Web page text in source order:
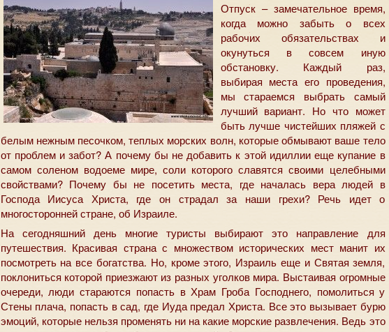
Отпуск – замечательное время,
когда можно забыть о всех
рабочих обязательствах и
окунуться в совсем иную
обстановку. Каждый раз,
выбирая места его проведения,
мы стараемся выбрать самый
лучший вариант. Но что может
быть лучше чистейших пляжей с
белым нежным песочком, теплых морских волн, которые обмывают ваше тело
от проблем и забот? А почему бы не добавить к этой идиллии еще купание в
самом соленом водоеме мире, соли которого славятся своими целебными
свойствами? Почему бы не посетить места, где началась вера людей в
Господа Иисуса Христа, где он страдал за наши грехи? Речь идет о
многосторонней стране, об Израиле.
На сегодняшний день многие туристы выбирают это направление для
путешествия. Красивая страна с множеством исторических мест манит их
посмотреть на все богатства. Но, кроме этого, Израиль еще и Святая земля,
поклониться которой приезжают из разных уголков мира. Выстаивая огромные
очереди, люди стараются попасть в Храм Гроба Господнего, помолиться у
Стены плача, попасть в сад, где Иуда предал Христа. Все это вызывает бурю
эмоций, которые нельзя променять ни на какие морские развлечения. Ведь это